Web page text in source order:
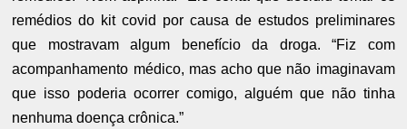
remédios do kit covid por causa de estudos preliminares
que mostravam algum benefício da droga. “Fiz com
acompanhamento médico, mas acho que não imaginavam
que isso poderia ocorrer comigo, alguém que não tinha
nenhuma doença crônica.”